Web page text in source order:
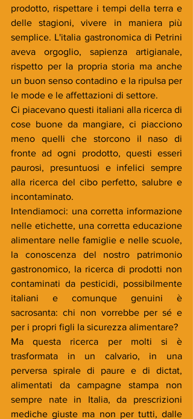
prodotto, rispettare i tempi della terra e
delle stagioni, vivere in maniera più
semplice. L'italia gastronomica di Petrini
aveva orgoglio, sapienza artigianale,
rispetto per la propria storia ma anche
un buon senso contadino e la ripulsa per
le mode e le affettazioni di settore.
Ci piacevano questi italiani alla ricerca di
cose buone da mangiare, ci piacciono
meno quelli che storcono il naso di
fronte ad ogni prodotto, questi esseri
paurosi, presuntuosi e infelici sempre
alla ricerca del cibo perfetto, salubre e
incontaminato.
Intendiamoci: una corretta informazione
nelle etichette, una corretta educazione
alimentare nelle famiglie e nelle scuole,
la conoscenza del nostro patrimonio
gastronomico, la ricerca di prodotti non
contaminati da pesticidi, possibilmente
italiani e comunque genuini è
sacrosanta: chi non vorrebbe per sé e
per i propri figli la sicurezza alimentare?
Ma questa ricerca per molti si è
trasformata in un calvario, in una
perversa spirale di paure e di dictat,
alimentati da campagne stampa non
sempre nate in Italia, da prescrizioni
mediche giuste ma non per tutti, dalle